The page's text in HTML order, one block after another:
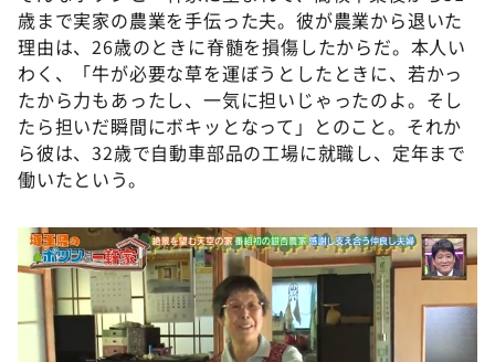
歳まで実家の農業を手伝った夫。彼が農業から退いた
理由は、26歳のときに脊髄を損傷したからだ。本人い
わく、「牛が必要な草を運ぼうとしたときに、若かっ
たから力もあったし、一気に担いじゃったのよ。そし
たら担いだ瞬間にボキッとなって」とのこと。それか
ら彼は、32歳で自動車部品の工場に就職し、定年まで
働いたという。